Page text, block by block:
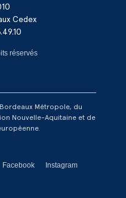
Cedex
réservés
Métropole, du
Nouvelle-Aquitaine et de
Facebook Instagram